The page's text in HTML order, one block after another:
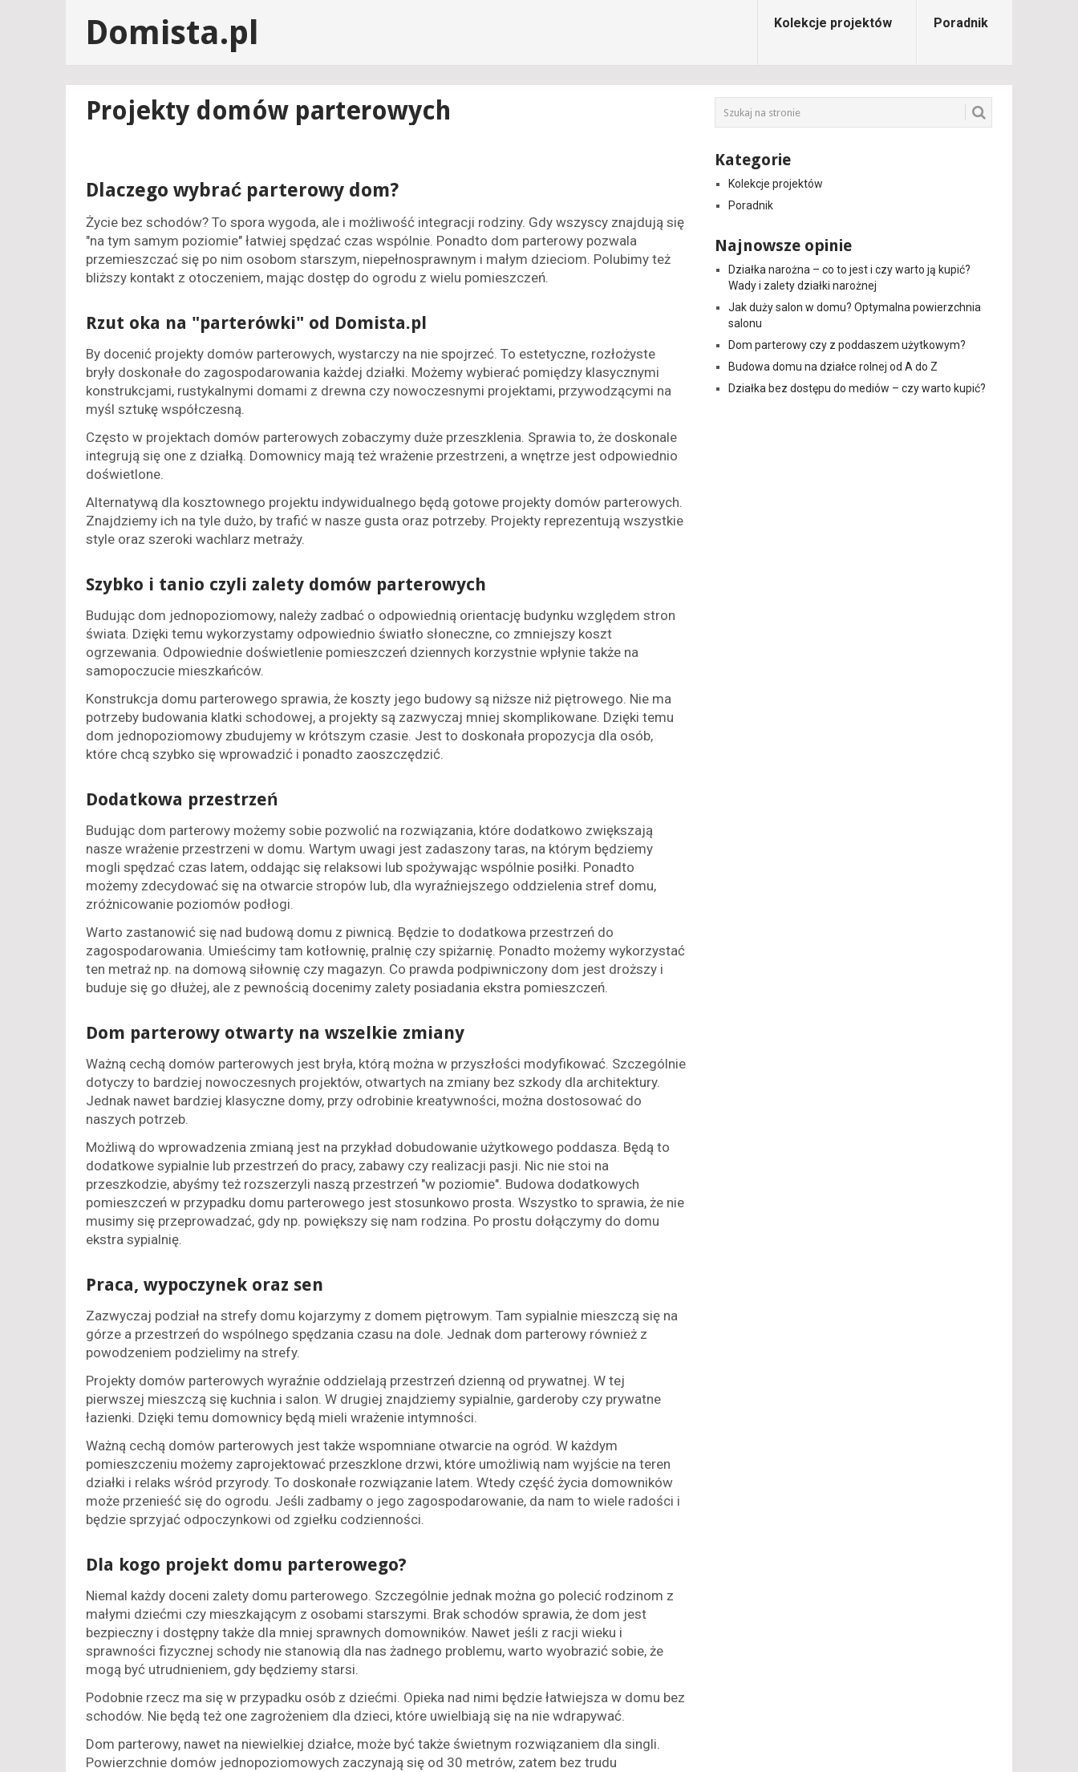
Domista.pl Kolekcje projektów Poradnik
Projekty domów parterowych
Dlaczego wybrać parterowy dom?
Życie bez schodów? To spora wygoda, ale i możliwość integracji rodziny. Gdy wszyscy znajdują się
"na tym samym poziomie" łatwiej spędzać czas wspólnie. Ponadto dom parterowy pozwala
przemieszczać się po nim osobom starszym, niepełnosprawnym i małym dzieciom. Polubimy też
bliższy kontakt z otoczeniem, mając dostęp do ogrodu z wielu pomieszczeń.
Rzut oka na "parterówki" od Domista.pl
By docenić projekty domów parterowych, wystarczy na nie spojrzeć. To estetyczne, rozłożyste
bryły doskonałe do zagospodarowania każdej działki. Możemy wybierać pomiędzy klasycznymi
konstrukcjami, rustykalnymi domami z drewna czy nowoczesnymi projektami, przywodzącymi na
myśl sztukę współczesną.
Często w projektach domów parterowych zobaczymy duże przeszklenia. Sprawia to, że doskonale
integrują się one z działką. Domownicy mają też wrażenie przestrzeni, a wnętrze jest odpowiednio
doświetlone.
Alternatywą dla kosztownego projektu indywidualnego będą gotowe projekty domów parterowych.
Znajdziemy ich na tyle dużo, by trafić w nasze gusta oraz potrzeby. Projekty reprezentują wszystkie
style oraz szeroki wachlarz metraży.
Szybko i tanio czyli zalety domów parterowych
Budując dom jednopoziomowy, należy zadbać o odpowiednią orientację budynku względem stron
świata. Dzięki temu wykorzystamy odpowiednio światło słoneczne, co zmniejszy koszt
ogrzewania. Odpowiednie doświetlenie pomieszczeń dziennych korzystnie wpłynie także na
samopoczucie mieszkańców.
Konstrukcja domu parterowego sprawia, że koszty jego budowy są niższe niż piętrowego. Nie ma
potrzeby budowania klatki schodowej, a projekty są zazwyczaj mniej skomplikowane. Dzięki temu
dom jednopoziomowy zbudujemy w krótszym czasie. Jest to doskonała propozycja dla osób,
które chcą szybko się wprowadzić i ponadto zaoszczędzić.
Dodatkowa przestrzeń
Budując dom parterowy możemy sobie pozwolić na rozwiązania, które dodatkowo zwiększają
nasze wrażenie przestrzeni w domu. Wartym uwagi jest zadaszony taras, na którym będziemy
mogli spędzać czas latem, oddając się relaksowi lub spożywając wspólnie posiłki. Ponadto
możemy zdecydować się na otwarcie stropów lub, dla wyraźniejszego oddzielenia stref domu,
zróżnicowanie poziomów podłogi.
Warto zastanowić się nad budową domu z piwnicą. Będzie to dodatkowa przestrzeń do
zagospodarowania. Umieścimy tam kotłownię, pralnię czy spiżarnię. Ponadto możemy wykorzystać
ten metraż np. na domową siłownię czy magazyn. Co prawda podpiwniczony dom jest droższy i
buduje się go dłużej, ale z pewnością docenimy zalety posiadania ekstra pomieszczeń.
Dom parterowy otwarty na wszelkie zmiany
Ważną cechą domów parterowych jest bryła, którą można w przyszłości modyfikować. Szczególnie
dotyczy to bardziej nowoczesnych projektów, otwartych na zmiany bez szkody dla architektury.
Jednak nawet bardziej klasyczne domy, przy odrobinie kreatywności, można dostosować do
naszych potrzeb.
Możliwą do wprowadzenia zmianą jest na przykład dobudowanie użytkowego poddasza. Będą to
dodatkowe sypialnie lub przestrzeń do pracy, zabawy czy realizacji pasji. Nic nie stoi na
przeszkodzie, abyśmy też rozszerzyli naszą przestrzeń "w poziomie". Budowa dodatkowych
pomieszczeń w przypadku domu parterowego jest stosunkowo prosta. Wszystko to sprawia, że nie
musimy się przeprowadzać, gdy np. powiększy się nam rodzina. Po prostu dołączymy do domu
ekstra sypialnię.
Praca, wypoczynek oraz sen
Zazwyczaj podział na strefy domu kojarzymy z domem piętrowym. Tam sypialnie mieszczą się na
górze a przestrzeń do wspólnego spędzania czasu na dole. Jednak dom parterowy również z
powodzeniem podzielimy na strefy.
Projekty domów parterowych wyraźnie oddzielają przestrzeń dzienną od prywatnej. W tej
pierwszej mieszczą się kuchnia i salon. W drugiej znajdziemy sypialnie, garderoby czy prywatne
łazienki. Dzięki temu domownicy będą mieli wrażenie intymności.
Ważną cechą domów parterowych jest także wspomniane otwarcie na ogród. W każdym
pomieszczeniu możemy zaprojektować przeszklone drzwi, które umożliwią nam wyjście na teren
działki i relaks wśród przyrody. To doskonałe rozwiązanie latem. Wtedy część życia domowników
może przenieść się do ogrodu. Jeśli zadbamy o jego zagospodarowanie, da nam to wiele radości i
będzie sprzyjać odpoczynkowi od zgiełku codzienności.
Dla kogo projekt domu parterowego?
Niemal każdy doceni zalety domu parterowego. Szczególnie jednak można go polecić rodzinom z
małymi dziećmi czy mieszkającym z osobami starszymi. Brak schodów sprawia, że dom jest
bezpieczny i dostępny także dla mniej sprawnych domowników. Nawet jeśli z racji wieku i
sprawności fizycznej schody nie stanowią dla nas żadnego problemu, warto wyobrazić sobie, że
mogą być utrudnieniem, gdy będziemy starsi.
Podobnie rzecz ma się w przypadku osób z dziećmi. Opieka nad nimi będzie łatwiejsza w domu bez
schodów. Nie będą też one zagrożeniem dla dzieci, które uwielbiają się na nie wdrapywać.
Dom parterowy, nawet na niewielkiej działce, może być także świetnym rozwiązaniem dla singli.
Powierzchnie domów jednopoziomowych zaczynają się od 30 metrów, zatem bez trudu
Kategorie
Kolekcje projektów
Poradnik
Najnowsze opinie
Działka narożna – co to jest i czy warto ją kupić?
Wady i zalety działki narożnej
Jak duży salon w domu? Optymalna powierzchnia
salonu
Dom parterowy czy z poddaszem użytkowym?
Budowa domu na działce rolnej od A do Z
Działka bez dostępu do mediów – czy warto kupić?